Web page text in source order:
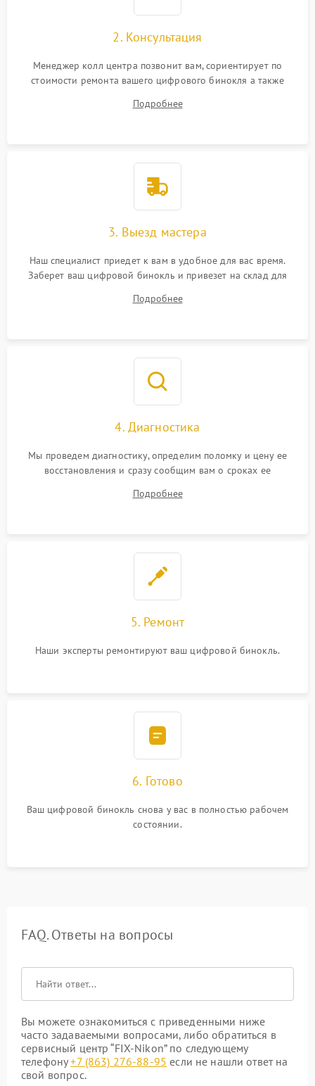
2. Консультация
Менеджер колл центра позвонит вам, сориентирует по
стоимости ремонта вашего цифрового бинокля а также
Подробнее
3. Выезд мастера
Наш специалист приедет к вам в удобное для вас время.
Заберет ваш цифровой бинокль и привезет на склад для
Подробнее
4. Диагностика
Мы проведем диагностику, определим поломку и цену ее
восстановления и сразу сообщим вам о сроках ее
Подробнее
5. Ремонт
Наши эксперты ремонтируют ваш цифровой бинокль.
6. Готово
Ваш цифровой бинокль снова у вас в полностью рабочем
состоянии.
FAQ. Ответы на вопросы
Вы можете ознакомиться с приведенными ниже
часто задаваемыми вопросами, либо обратиться в
сервисный центр “FIX-Nikon” по следующему
телефону+7 (863) 276-88-95 если не нашли ответ на
свой вопрос.